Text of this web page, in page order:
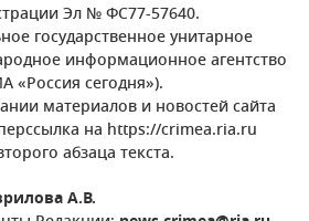
Эл № ФС77-57640.
государственное унитарное
информационное агентство
«Россия сегодня»).
материалов и новостей сайта
на https://crimea.ria.ru
абзаца текста.
А.В.